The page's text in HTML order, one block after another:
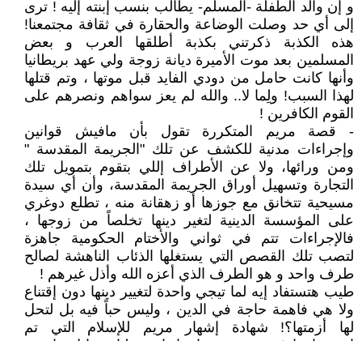
و إن والد الطفلة -المسلم- يطالب بنسب إبنته إليه ! ترى
إلى أي حد وصلت الوضاعة والحقارة في ثقافة مجتمعنا!
هذه الكذبة ذكرتني بكذبة أطلقها العرب و بعض
المسلمين بعد موت الأميرة ديانة زوجة ولي عهد بريطانيا
وأنها كانت حامل من دودي الفايد قبل موتها ، وتم قتلها
لهذا السبب! ولِما لا.. والله لم يعز سواهم ونصرهم على
القوم الكافرين !
- قصة مريم المتكررة تقول بأن مافيش قوانين
وإجراءات مدنية للكشف عن تلك "الجريمة المقدسة "
ومن ورائها، ولا عن الأطراف إللي بتقوم بتمويل تلك
التجارة وتسهيل أوراق الجريمة المقدسة، وأن أي سيدة
مسيحية تتخانق مع جوزها أو زهقانة منه ، تطلع دوغري
على المؤسسة الدينية لتغير دينها تخلصاً من زوجها ،
فالإجراءات تتم في ثواني والأختام الحكومية جاهزة
لتصب تلك القصص التي يستغلها الذئاب الناهشة لصالح
طرف واحد و هو الطرف الذي أعزه الله وأذل غيرهم !
طيب هتستفاد إيه لما تيجي واحدة لتغيير دينها دون إقتناع
ولا هي فاهمة حاجة في الدين ، وليس حباً فيه بل لتحل
لها أزمتها؟! شهادة إشهار مريم للإسلام التي تم